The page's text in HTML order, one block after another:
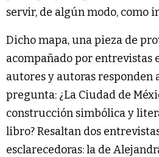
servir, de algún modo, como
Dicho mapa, una pieza de
acompañado por entrevistas
autores y autoras responden
pregunta: ¿La Ciudad de
construcción simbólica y
libro? Resaltan dos
esclarecedoras: la de